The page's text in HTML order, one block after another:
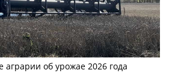
аграрии об урожае 2026 года